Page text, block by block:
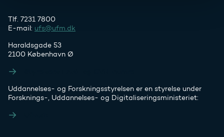
Tlf. 7231 7800
E-mail: ufs@ufm.dk
Haraldsgade 53
2100 København Ø
Uddannelses- og Forskningsstyrelsen er en styrelse under
Forsknings-, Uddannelses- og Digitaliseringsministeriet: